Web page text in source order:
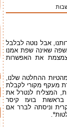
אבל נוטה לבלבל
שאינה שפת אמנו
את האפשרות
ההחלטה שלנו,
מעקף מקורי לקבלת
המצליח לנטרל את
בועז קיסר
וניסתה לברר אם